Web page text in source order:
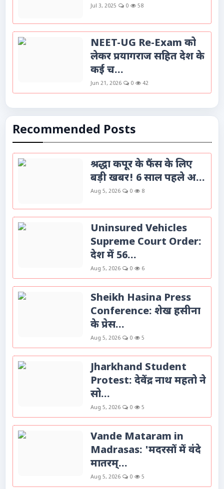
Jul 3, 2025 0 58
NEET-UG Re-Exam को
लेकर प्रयागराज सहित देश के
कई च...
Jun 21, 2026 0 42
Recommended Posts
श्रद्धा कपूर के फैंस के लिए
बड़ी खबर! 6 साल पहले अ...
Aug 5, 2026 0 8
Uninsured Vehicles
Supreme Court Order:
देश में 56...
Aug 5, 2026 0 6
Sheikh Hasina Press
Conference: शेख हसीना
के प्रेस...
Aug 5, 2026 0 5
Jharkhand Student
Protest: देवेंद्र नाथ महतो ने
सो...
Aug 5, 2026 0 5
Vande Mataram in
Madrasas: 'मदरसों में वंदे
मातरम्...
Aug 5, 2026 0 5